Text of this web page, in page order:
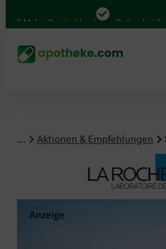
in Deutschland Online bei Ihrer
... Aktionen & Empfehlungen